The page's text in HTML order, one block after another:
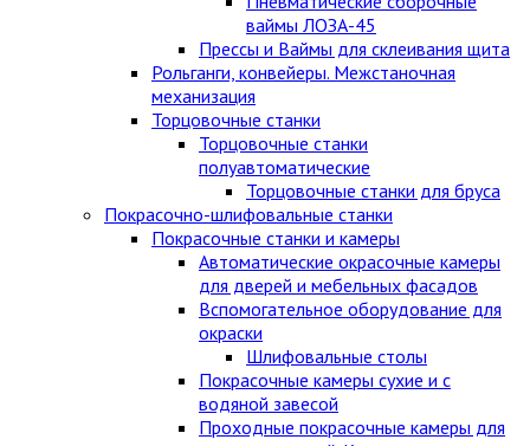
ваймы ЛОЗА-45
Прессы и Ваймы для склеивания щита
Рольганги, конвейеры. Межстаночная
механизация
Торцовочные станки
Торцовочные станки
полуавтоматические
Торцовочные станки для бруса
Покрасочно-шлифовальные станки
Покрасочные станки и камеры
Автоматические окрасочные камеры
для дверей и мебельных фасадов
Вспомогательное оборудование для
окраски
Шлифовальные столы
Покрасочные камеры сухие и с
водяной завесой
Проходные покрасочные камеры для